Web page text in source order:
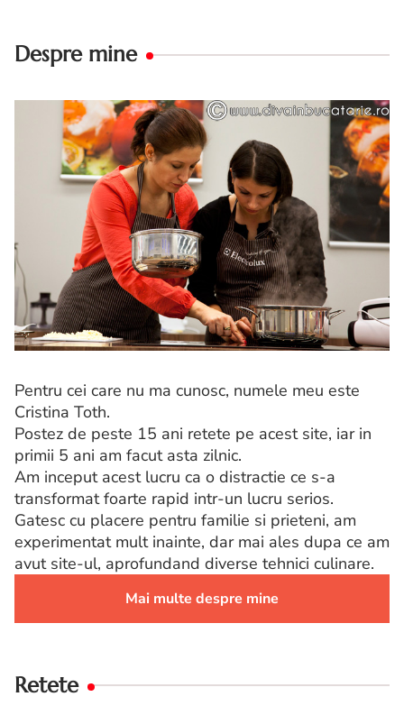
Despre mine
Pentru cei care nu ma cunosc, numele meu este
Cristina Toth.
Postez de peste 15 ani retete pe acest site, iar in
primii 5 ani am facut asta zilnic.
Am inceput acest lucru ca o distractie ce s-a
transformat foarte rapid intr-un lucru serios.
Gatesc cu placere pentru familie si prieteni, am
experimentat mult inainte, dar mai ales dupa ce am
avut site-ul, aprofundand diverse tehnici culinare.
Mai multe despre mine
Retete